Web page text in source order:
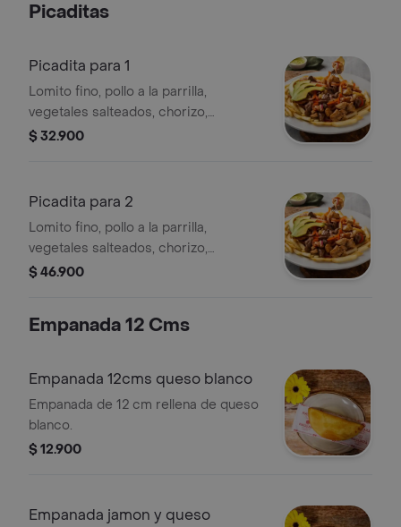
Picaditas
Picadita para 1
Lomito fino, pollo a la parrilla,
vegetales salteados, chorizo,
aguacate, papas a la francesa
$ 32.900
Picadita para 2
Lomito fino, pollo a la parrilla,
vegetales salteados, chorizo,
aguacate, papas a la francesa
$ 46.900
Empanada 12 Cms
Empanada 12cms queso blanco
Empanada de 12 cm rellena de queso
blanco.
$ 12.900
Empanada jamon y queso